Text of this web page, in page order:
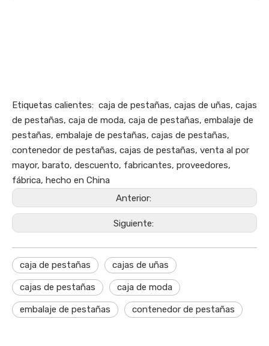
Etiquetas calientes: caja de pestañas, cajas de uñas, cajas
de pestañas, caja de moda, caja de pestañas, embalaje de
pestañas, embalaje de pestañas, cajas de pestañas,
contenedor de pestañas, cajas de pestañas, venta al por
mayor, barato, descuento, fabricantes, proveedores,
fábrica, hecho en China
Anterior:
Siguiente:
caja de pestañas cajas de uñas
cajas de pestañas caja de moda
embalaje de pestañas contenedor de pestañas